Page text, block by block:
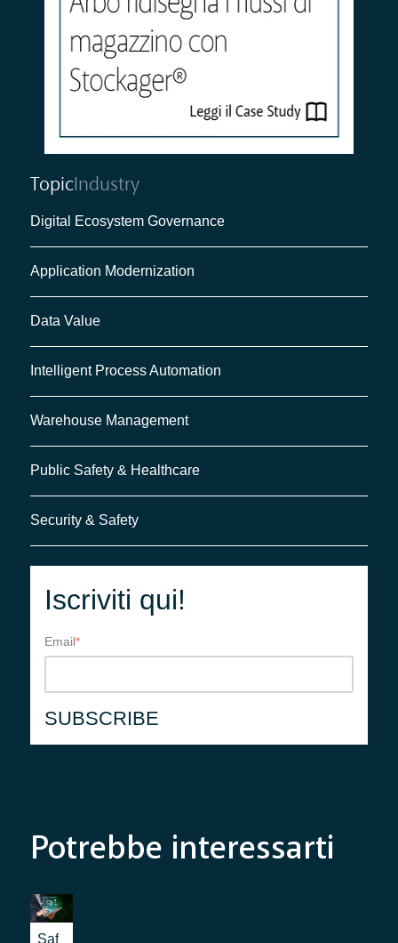
TopicIndustry
Digital Ecosystem Governance
Application Modernization
Data Value
Intelligent Process Automation
Warehouse Management
Public Safety & Healthcare
Security & Safety
Iscriviti qui!
Email*
Potrebbe interessarti
Saf